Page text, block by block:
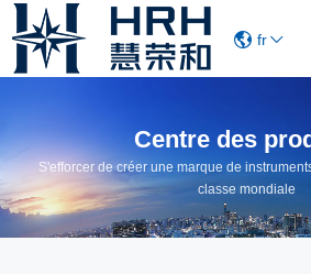
fr
Centre des
S'efforcer de créer une marque de
classe mondiale